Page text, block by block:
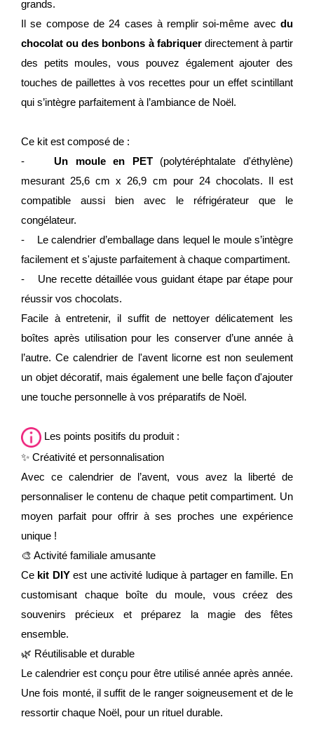
grands.
Il se compose de 24 cases à remplir soi-même avec du
chocolat ou des bonbons à fabriquerdirectement à partir
des petits moules, vous pouvez également ajouter des
touches de paillettes à vos recettes pour un effet scintillant
qui s’intègre parfaitement à l’ambiance de Noël.
Ce kit est composé de :
-Un moule en PET(polytéréphtalate d'éthylène)
mesurant 25,6 cm x 26,9 cm pour 24 chocolats. Il est
compatible aussi bien avec le réfrigérateur que le
congélateur.
- Le calendrier d’emballage dans lequel le moule s’intègre
facilement et s'ajuste parfaitement à chaque compartiment.
- Une recette détaillée vous guidant étape par étape pour
réussir vos chocolats.
Facile à entretenir, il suffit de nettoyer délicatement les
boîtes après utilisation pour les conserver d’une année à
l’autre. Ce calendrier de l'avent licorne est non seulement
un objet décoratif, mais également une belle façon d'ajouter
une touche personnelle à vos préparatifs de Noël.
Les points positifs du produit :
✨ Créativité et personnalisation
Avec ce calendrier de l’avent, vous avez la liberté de
personnaliser le contenu de chaque petit compartiment. Un
moyen parfait pour offrir à ses proches une expérience
unique !
🎨 Activité familiale amusante
Ce kit DIYest une activité ludique à partager en famille. En
customisant chaque boîte du moule, vous créez des
souvenirs précieux et préparez la magie des fêtes
ensemble.
🌿 Réutilisable et durable
Le calendrier est conçu pour être utilisé année après année.
Une fois monté, il suffit de le ranger soigneusement et de le
ressortir chaque Noël, pour un rituel durable.